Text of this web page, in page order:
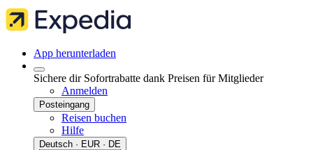
App herunterladen
Sichere dir Sofortrabatte dank Preisen für Mitglieder
Anmelden
Posteingang
Reisen buchen
Hilfe
Deutsch · EUR · DE